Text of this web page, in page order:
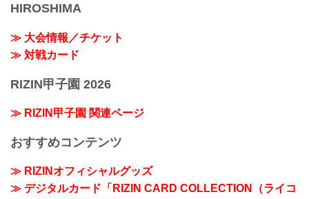
HIROSHIMA
≫ 大会情報／チケット
≫ 対戦カード
RIZIN甲子園 2026
≫ RIZIN甲子園 関連ページ
おすすめコンテンツ
≫ RIZINオフィシャルグッズ
≫ デジタルカード「RIZIN CARD COLLECTION（ライコ